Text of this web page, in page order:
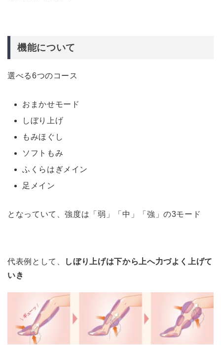
機能について
選べる6つのコース
おまかせモード
しぼり上げ
もみほぐし
ソフトもみ
ふくらはぎメイン
足メイン
となっていて、強度は「弱」「中」「強」の3モード
代表例として、
しぼり上げは下から上へ力づよく上げて
いき